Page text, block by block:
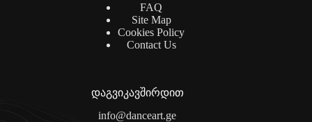
FAQ
Site Map
Cookies Policy
Contact Us
დაგვიკავშირდით
info@danceart.ge